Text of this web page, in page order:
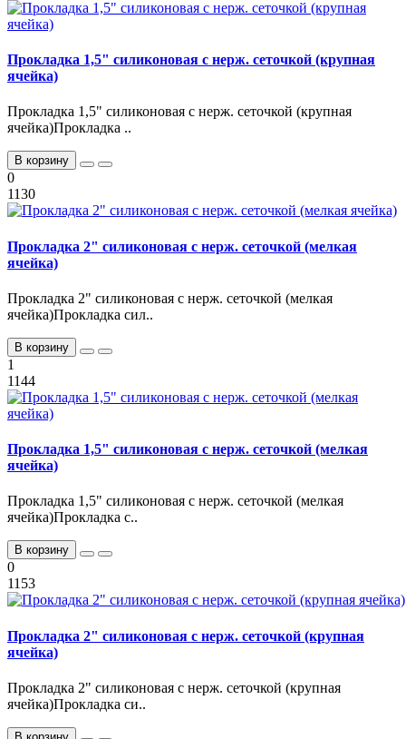
Прокладка 1,5" силиконовая с нерж. сеточкой (крупная
ячейка)
Прокладка 1,5" силиконовая с нерж. сеточкой (крупная
ячейка)Прокладка ..
В корзину
0
1130
Прокладка 2" силиконовая с нерж. сеточкой (мелкая
ячейка)
Прокладка 2" силиконовая с нерж. сеточкой (мелкая
ячейка)Прокладка сил..
В корзину
1
1144
Прокладка 1,5" силиконовая с нерж. сеточкой (мелкая
ячейка)
Прокладка 1,5" силиконовая с нерж. сеточкой (мелкая
ячейка)Прокладка с..
В корзину
0
1153
Прокладка 2" силиконовая с нерж. сеточкой (крупная
ячейка)
Прокладка 2" силиконовая с нерж. сеточкой (крупная
ячейка)Прокладка си..